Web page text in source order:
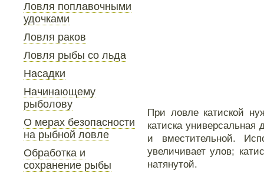
Ловля поплавочными
удочками
Ловля раков
Ловля рыбы со льда
Насадки
Начинающему
рыболову
О мерах безопасности
на рыбной ловле
Обработка и
сохранение рыбы
При ловле катиской
катиска
и вместительной.
увеличивает улов;
натянутой.